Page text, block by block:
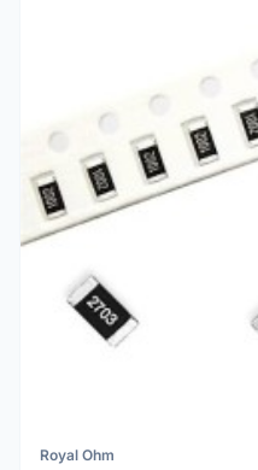
Royal Ohm